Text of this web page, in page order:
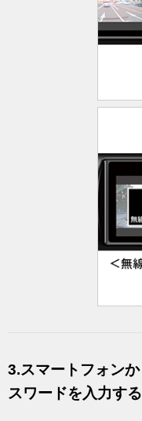
3.スマートフォン
スワードを入力する